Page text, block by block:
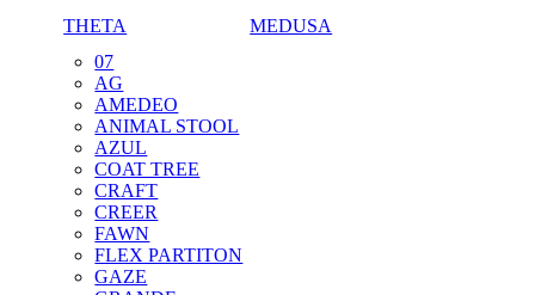
THETA
MEDUSA
07
AG
AMEDEO
ANIMAL STOOL
AZUL
COAT TREE
CRAFT
CREER
FAWN
FLEX PARTITON
GAZE